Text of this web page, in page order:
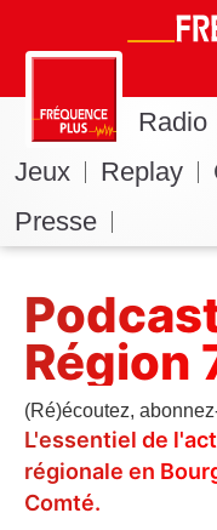
Radio
Jeux
Replay
Presse
Région
(Ré)écoutez,
L'essentiel de
régionale en
Comté.